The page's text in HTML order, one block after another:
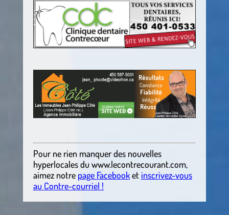
Pour ne rien manquer des nouvelles
hyperlocales du www.lecontrecourant.com,
aimez notre page Facebooket inscrivez-vous
au Contre-courriel !